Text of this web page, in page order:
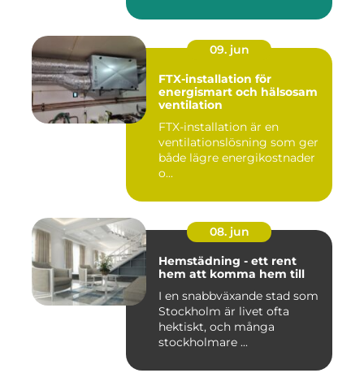
09. jun
FTX-installation för
energismart och hälsosam
ventilation
FTX-installation är en
ventilationslösning som ger
både lägre energikostnader
o...
08. jun
Hemstädning - ett rent
hem att komma hem till
I en snabbväxande stad som
Stockholm är livet ofta
hektiskt, och många
stockholmare ...